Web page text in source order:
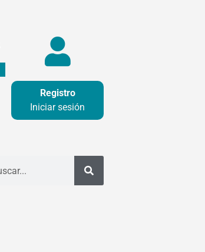
Registro
Iniciar sesión